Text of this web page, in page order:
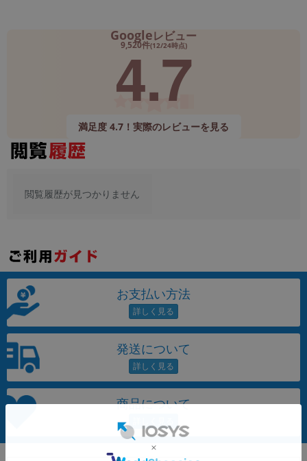
Googleレビュー
9,520件(12/24時点)
4.7
満足度 4.7！実際のレビューを見る
閲覧履歴が見つかりません
お支払い方法
発送について
商品について
商品シリーズ名・ブランド名の絞り込み。
「iPhone」「Xperia」「Galaxy」など
商品の搭載機能による絞り込み
CPU
CPUの絞り込み
OS
OSの絞り込み
容量